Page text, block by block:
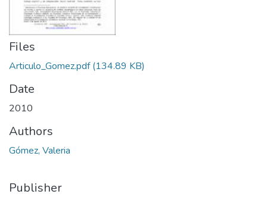
Files
Articulo_Gomez.pdf(134.89 KB)
Date
2010
Authors
Gómez, Valeria
Publisher